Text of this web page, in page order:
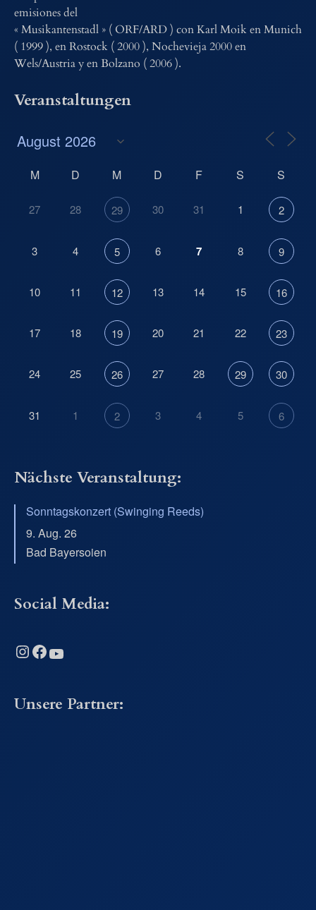
emisiones del
« Musikantenstadl » ( ORF/ARD ) con Karl Moik en Munich
( 1999 ), en Rostock ( 2000 ), Nochevieja 2000 en
Wels/Austria y en Bolzano ( 2006 ).
Veranstaltungen
M D M D F S S
27 28 29 30 31 1 2
3 4 5 6 7 8 9
10 11 12 13 14 15 16
17 18 19 20 21 22 23
24 25 26 27 28 29 30
31 1 2 3 4 5 6
Nächste Veranstaltung:
Sonntagskonzert (Swinging Reeds)
9. Aug. 26
Bad Bayersoien
Social Media:
Instagram Facebook YouTube
Unsere Partner: